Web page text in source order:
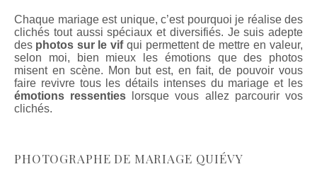
Chaque mariage est unique, c’est pourquoi je réalise des
clichés tout aussi spéciaux et diversifiés. Je suis adepte
des photos sur le vifqui permettent de mettre en valeur,
selon moi, bien mieux les émotions que des photos
misent en scène. Mon but est, en fait, de pouvoir vous
faire revivre tous les détails intenses du mariage et les
émotions ressenties lorsque vous allez parcourir vos
clichés.
PHOTOGRAPHE DE MARIAGE QUIÉVY